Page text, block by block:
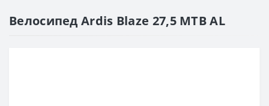
Велосипед Ardis Blaze 27,5 MTB AL